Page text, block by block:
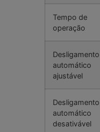
Tempo de
operação
Desligamento
automático
ajustável
Desligamento
automático
desativável